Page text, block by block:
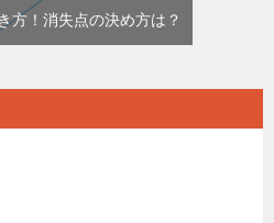
方！消失点の決め方は？